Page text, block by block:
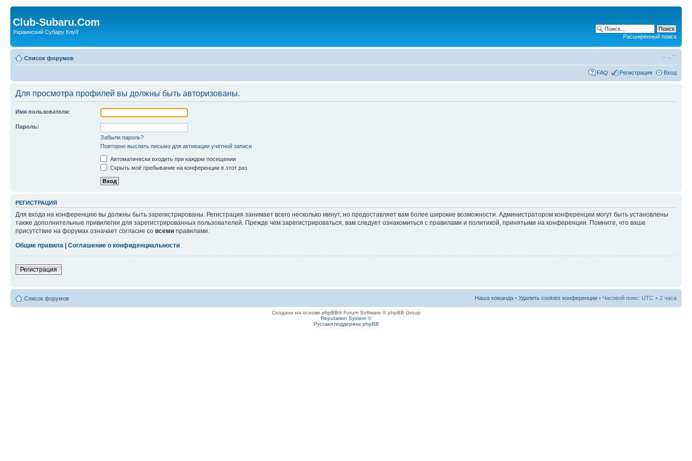
Club-Subaru.Com
Украинский Субару Клуб
Расширенный поиск
Список форумов
FAQ Регистрация Вход
Для просмотра профилей вы должны быть авторизованы.
Имя пользователя:
Пароль:
Забыли пароль?
Повторно выслать письмо для активации учётной записи
Автоматически входить при каждом посещении
Скрыть моё пребывание на конференции в этот раз
РЕГИСТРАЦИЯ
Для входа на конференцию вы должны быть зарегистрированы. Регистрация занимает всего несколько минут, но предоставляет вам более широкие возможности. Администратором конференции могут быть установлены
также дополнительные привилегии для зарегистрированных пользователей. Прежде чем зарегистрироваться, вам следует ознакомиться с правилами и политикой, принятыми на конференции. Помните, что ваше
присутствие на форумах означает согласие со всеми правилами.
Общие правила
Соглашение о конфиденциальности
Регистрация
Список форумов Наша команда • Удалить cookies конференции • Часовой пояс: UTC + 2 часа
Создано на основе phpBB® Forum Software © phpBB Group
Reputation System ©
Русская поддержка phpBB